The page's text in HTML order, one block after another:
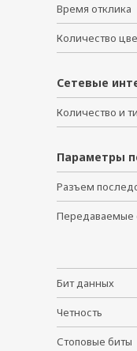
Время отклика
Количество
Сетевые
Количество и
Параметры
Разъем
Передаваемые
Бит данных
Четность
Стоповые биты